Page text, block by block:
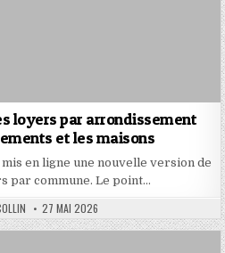
loyers par arrondissement
et les maisons
en ligne une nouvelle version de
par commune. Le point…
PUBLISHED
DATE:
27 MAI 2026